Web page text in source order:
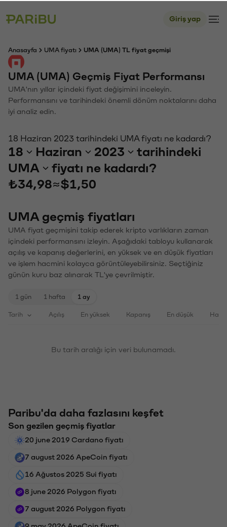
Giriş yap
Anasayfa UMA fiyatı UMA (UMA) TL fiyat geçmişi
UMA (UMA) Geçmiş Fiyat Performansı
UMA'nın yıllar içindeki fiyat değişimini inceleyin.
Performansını ve tarihindeki önemli dönüm noktalarını daha
iyi analiz edin.
18 Haziran 2023 tarihindeki UMA fiyatı ne kadardı?
18 Haziran 2023
tarihindeki
UMA
fiyatı ne kadardı?
₺34,98≈$1,50
UMA geçmiş fiyatları
UMA fiyat geçmişini takip ederek kripto varlıkların zaman
içindeki performansını izleyin. Aşağıdaki tabloyu kullanarak
açılış ve kapanış değerlerini, en yüksek ve en düşük fiyatları
ve işlem hacmini kolayca görüntüleyebilirsiniz. Seçtiğiniz
günün kuru baz alınarak TL'ye çevrilmiştir.
1 gün 1 hafta 1 ay
Tarih Açılış En yüksek Kapanış En düşük
Bu tarih aralığı için veri bulunamadı.
Paribu'da daha fazlasını keşfet
Son gezilen geçmiş fiyatlar
20 june 2019 Cardano fiyatı
7 august 2026 ApeCoin fiyatı
16 Ağustos 2025 Sui fiyatı
8 june 2026 Polygon fiyatı
7 august 2026 Polygon fiyatı
9 may 2026 ApeCoin fiyatı